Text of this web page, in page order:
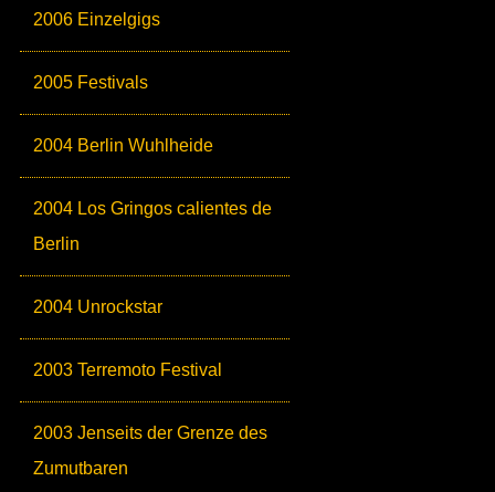
2006 Einzelgigs
2005 Festivals
2004 Berlin Wuhlheide
2004 Los Gringos calientes de
Berlin
2004 Unrockstar
2003 Terremoto Festival
2003 Jenseits der Grenze des
Zumutbaren